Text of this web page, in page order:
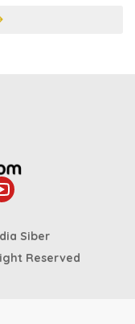
Siber
Reserved